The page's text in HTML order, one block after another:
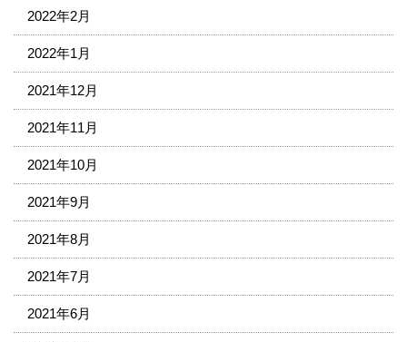
2022年2月
2022年1月
2021年12月
2021年11月
2021年10月
2021年9月
2021年8月
2021年7月
2021年6月